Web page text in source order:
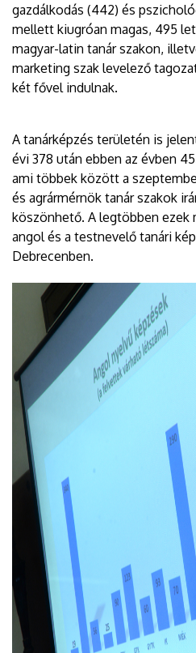
gazdálkodás (442) és
mellett kiugróan magas, 495
magyar-latin tanár szakon,
marketing szak levelező
két fővel indulnak.
A tanárképzés területén is
évi 378 után ebben az évben
ami többek között a
és agrármérnök tanár szakok
köszönhető. A legtöbben ezek
angol és a testnevelő tanári
Debrecenben.